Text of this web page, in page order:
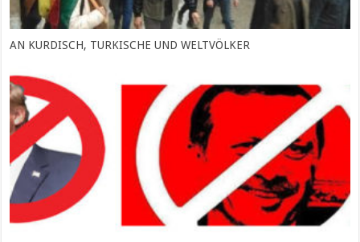
AN KURDISCH, TURKISCHE UND WELTVÖLKER